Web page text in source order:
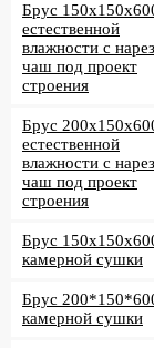
Брус
естественной
влажности с
чаш под проект
строения
Брус
естественной
влажности с
чаш под проект
строения
Брус
камерной сушки
Брус
камерной сушки